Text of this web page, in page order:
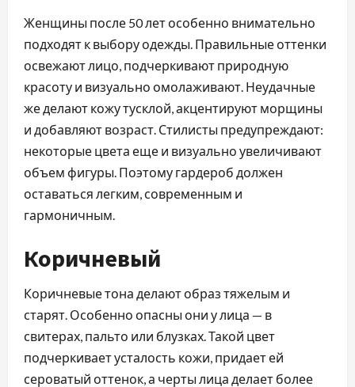
Женщины после 50 лет особенно внимательно
подходят к выбору одежды. Правильные оттенки
освежают лицо, подчеркивают природную
красоту и визуально омолаживают. Неудачные
же делают кожу тусклой, акцентируют морщины
и добавляют возраст. Стилисты предупреждают:
некоторые цвета еще и визуально увеличивают
объем фигуры. Поэтому гардероб должен
оставаться легким, современным и
гармоничным.
Коричневый
Коричневые тона делают образ тяжелым и
старят. Особенно опасны они у лица — в
свитерах, пальто или блузках. Такой цвет
подчеркивает усталость кожи, придает ей
сероватый оттенок, а черты лица делает более